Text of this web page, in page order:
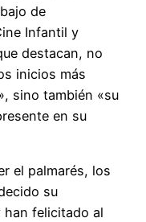
de
Infantil y
destacan, no
inicios más
sino también «su
en su
el palmarés, los
su
felicitado al